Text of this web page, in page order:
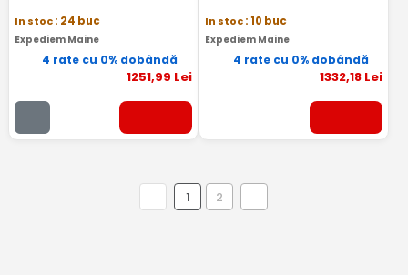
In stoc: 24 buc
Expediem Maine
4 rate cu 0% dobândă
1251,99 Lei
In stoc: 10 buc
Expediem Maine
4 rate cu 0% dobândă
1332,18 Lei
1 2